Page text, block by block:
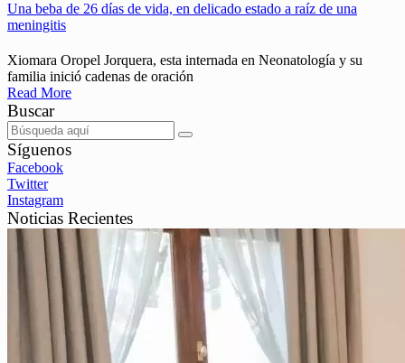
Una beba de 26 días de vida, en delicado estado a raíz de una
meningitis
Xiomara Oropel Jorquera, esta internada en Neonatología y su
familia inició cadenas de oración
Read More
Buscar
Síguenos
Facebook
Twitter
Instagram
Noticias Recientes